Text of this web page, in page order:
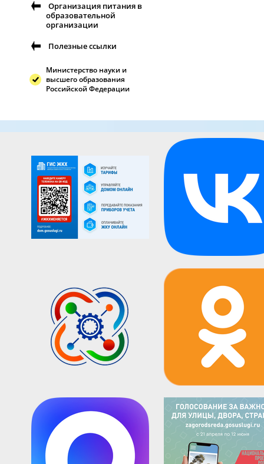
Организация питания в
образовательной
организации
Полезные ссылки
Министерство науки и
высшего образования
Российской Федерации